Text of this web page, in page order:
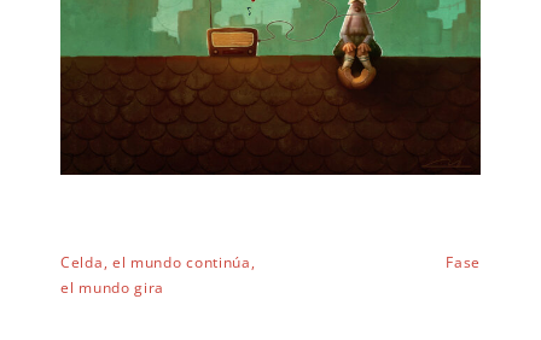
Celda, el mundo continúa,
el mundo gira
Fase